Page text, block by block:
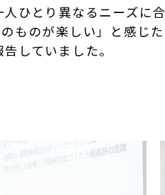
ひとり異なるニーズに
ものが楽しい」と感じ
していました。